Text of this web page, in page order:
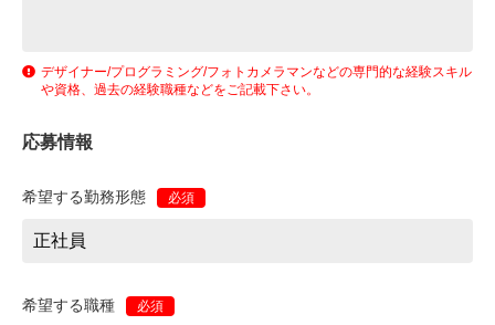
デザイナー/プログラミング/フォトカメラマンなどの専門的な経験スキル
や資格、過去の経験職種などをご記載下さい。
応募情報
希望する勤務形態 必須
希望する職種 必須